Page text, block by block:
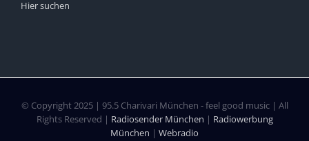
Hier suchen
© Copyright 2025 | 95.5 Charivari München - feel good music | All
Rights Reserved | Radiosender München | Radiowerbung
München | Webradio